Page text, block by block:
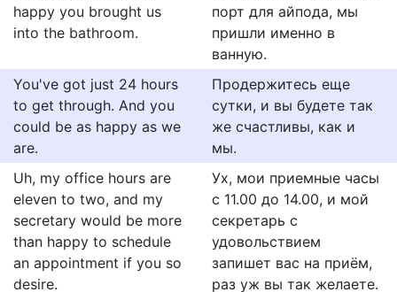
happy you brought us
into the bathroom.
порт для айпода, мы
пришли именно в
ванную.
You've got just 24 hours
to get through. And you
could be as happy as we
are.
Продержитесь еще
сутки, и вы будете так
же счастливы, как и
мы.
Uh, my office hours are
eleven to two, and my
secretary would be more
than happy to schedule
an appointment if you so
desire.
Ух, мои приемные часы
с 11.00 до 14.00, и мой
секретарь с
удовольствием
запишет вас на приём,
раз уж вы так желаете.